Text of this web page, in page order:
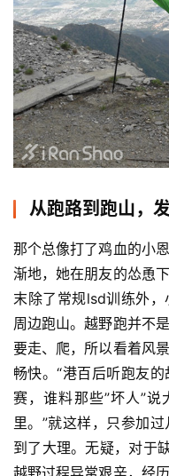
从跑路到跑山，
那个总像打了鸡血的小
渐地，她在朋友的怂恿
末除了常规lsd训练外
周边跑山。越野跑并不
要走、爬，所以看着风
畅快。“港百后听跑友
赛，谁料那些”坏人”
里。”就这样，只参加
到了大理。无疑，对于
越野过程异常艰辛，经